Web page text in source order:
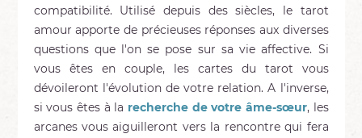
compatibilité. Utilisé depuis des siècles, le tarot
amour apporte de précieuses réponses aux diverses
questions que l'on se pose sur sa vie affective. Si
vous êtes en couple, les cartes du tarot vous
dévoileront l'évolution de votre relation. A l'inverse,
si vous êtes à la recherche de votre âme-sœur, les
arcanes vous aiguilleront vers la rencontre qui fera